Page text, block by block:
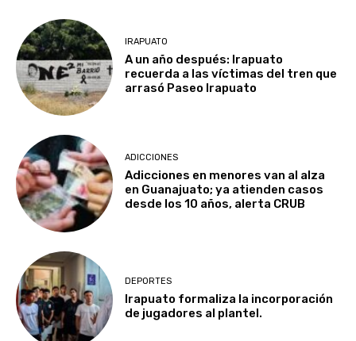
IRAPUATO
A un año después: Irapuato
recuerda a las víctimas del tren que
arrasó Paseo Irapuato
ADICCIONES
Adicciones en menores van al alza
en Guanajuato; ya atienden casos
desde los 10 años, alerta CRUB
DEPORTES
Irapuato formaliza la incorporación
de jugadores al plantel.